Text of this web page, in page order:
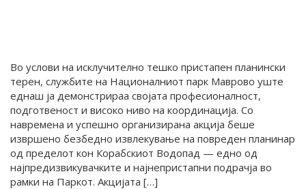
Во услови на исклучително тешко пристапен планински
терен, службите на Националниот парк Маврово уште
еднаш ја демонстрираа својата професионалност,
подготвеност и високо ниво на координација. Со
навремена и успешно организирана акција беше
извршено безбедно извлекување на повреден планинар
од пределот кон Корабскиот Водопад — едно од
најпредизвикувачките и најнепристапни подрачја во
рамки на Паркот. Акцијата […]